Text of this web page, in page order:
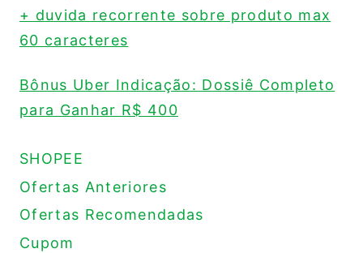
+ duvida recorrente sobre produto max
60 caracteres
Bônus Uber Indicação: Dossiê Completo
para Ganhar R$ 400
SHOPEE
Ofertas Anteriores
Ofertas Recomendadas
Cupom